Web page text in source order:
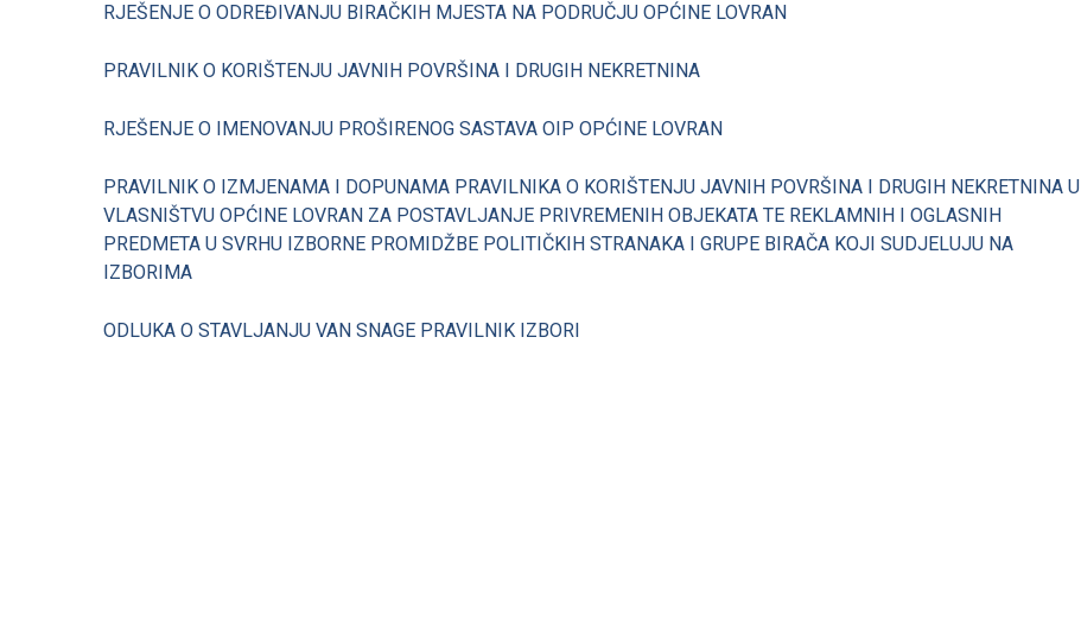
RJEŠENJE O ODREĐIVANJU BIRAČKIH MJESTA NA PODRUČJU OPĆINE LOVRAN
PRAVILNIK O KORIŠTENJU JAVNIH POVRŠINA I DRUGIH NEKRETNINA
RJEŠENJE O IMENOVANJU PROŠIRENOG SASTAVA OIP OPĆINE LOVRAN
PRAVILNIK O IZMJENAMA I DOPUNAMA PRAVILNIKA O KORIŠTENJU JAVNIH POVRŠINA I DRUGIH NEKRETNINA U
VLASNIŠTVU OPĆINE LOVRAN ZA POSTAVLJANJE PRIVREMENIH OBJEKATA TE REKLAMNIH I OGLASNIH
PREDMETA U SVRHU IZBORNE PROMIDŽBE POLITIČKIH STRANAKA I GRUPE BIRAČA KOJI SUDJELUJU NA
IZBORIMA
ODLUKA O STAVLJANJU VAN SNAGE PRAVILNIK IZBORI